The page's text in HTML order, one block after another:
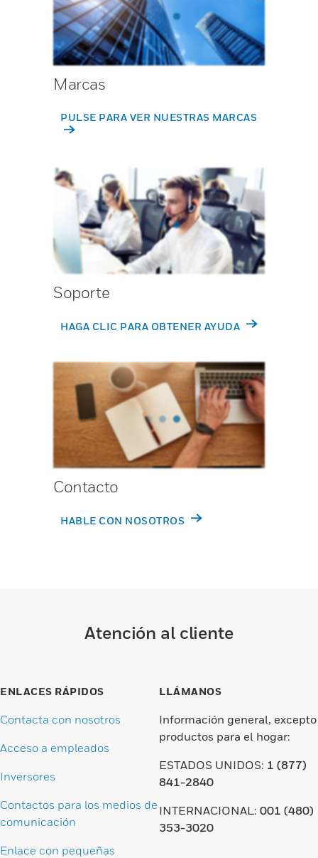
Marcas
PULSE PARA VER NUESTRAS MARCAS
Soporte
HAGA CLIC PARA OBTENER AYUDA
Contacto
HABLE CON NOSOTROS
Atención al cliente
ENLACES RÁPIDOS
Contacta con nosotros
Acceso a empleados
Inversores
Contactos para los medios de
comunicación
Enlace con pequeñas
LLÁMANOS
Información general, excepto
productos para el hogar:
ESTADOS UNIDOS: 1 (877)
841-2840
INTERNACIONAL: 001 (480)
353-3020